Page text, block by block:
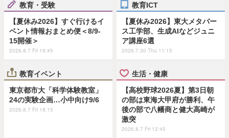
教育・受験
【夏休み2026】すぐ行けるイ
ベント情報おまとめ便＜8/9-
15開催＞
2026.8.7 Fri 19:45
教育ICT
【夏休み2026】東大メタバー
ス工学部、生成AIなどジュニ
ア講座6選
2026.7.30 Thu 11:15
教育イベント
東京都市大「科学体験教室」
24の実験企画…小中向け9/6
2026.8.7 Fri 18:15
生活・健康
【高校野球2026夏】第3日朝
の部は東海大甲府が勝利、午
後の部で八幡商と健大高崎が
激突
2026.8.7 Fri 12:45